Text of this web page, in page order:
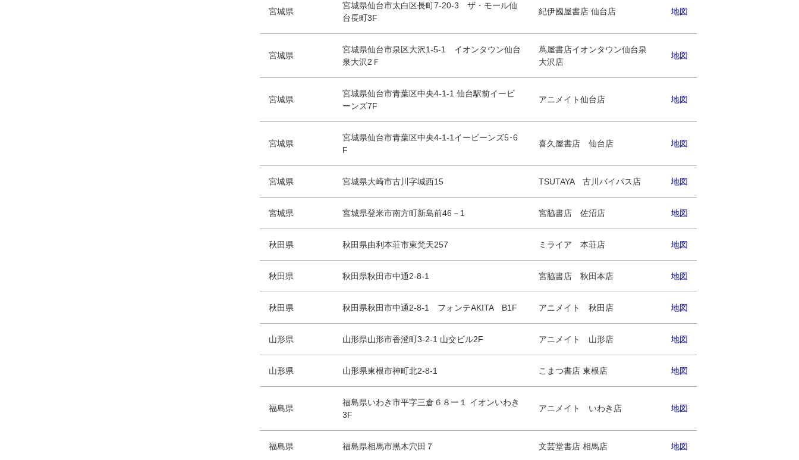
宮城県
宮城県仙台市太白区長町7-20-3 ザ・モール仙
台長町3F
紀伊國屋書店 仙台店 地図
宮城県
宮城県仙台市泉区大沢1-5-1 イオンタウン仙台
泉大沢2Ｆ
蔦屋書店イオンタウン仙台泉
大沢店
地図
宮城県
宮城県仙台市青葉区中央4-1-1 仙台駅前イービ
ーンズ7F
アニメイト仙台店 地図
宮城県
宮城県仙台市青葉区中央4-1-1イービーンズ5･6
F
喜久屋書店 仙台店 地図
宮城県 宮城県大崎市古川字城西15 TSUTAYA 古川バイパス店 地図
宮城県 宮城県登米市南方町新島前46－1 宮脇書店 佐沼店 地図
秋田県 秋田県由利本荘市東梵天257 ミライア 本荘店 地図
秋田県 秋田県秋田市中通2-8-1 宮脇書店 秋田本店 地図
秋田県 秋田県秋田市中通2-8-1 フォンテAKITA B1F アニメイト 秋田店 地図
山形県 山形県山形市香澄町3-2-1 山交ビル2F アニメイト 山形店 地図
山形県 山形県東根市神町北2-8-1 こまつ書店 東根店 地図
福島県
福島県いわき市平字三倉６８ー１ イオンいわき
3F
アニメイト いわき店 地図
福島県 福島県相馬市黒木穴田７ 文芸堂書店 相馬店 地図